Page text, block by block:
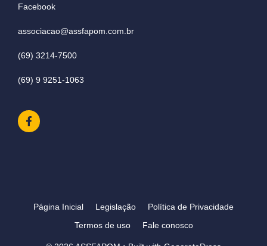
Facebook
associacao@assfapom.com.br
(69) 3214-7500
(69) 9 9251-1063
Página Inicial Legislação
Política de Privacidade
Termos de uso
Fale conosco